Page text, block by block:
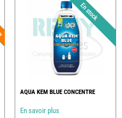
AQUA KEM BLUE CONCENTRE
En savoir plus